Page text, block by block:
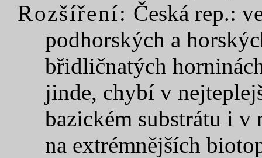
Rozšíření: Česká rep.:
podhorských a
břidličnatých
jinde, chybí v
bazickém substrátu i v
na extrémnějších